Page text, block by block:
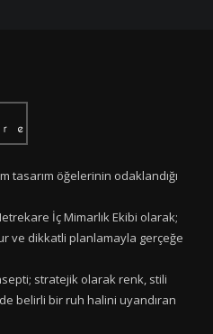
tasarım öğelerinin odaklandığı
İç Mimarlık Ekibi olarak;
ve dikkatli planlamayla gerçeğe
stratejik olarak renk, stili
belirli bir ruh halini uyandıran